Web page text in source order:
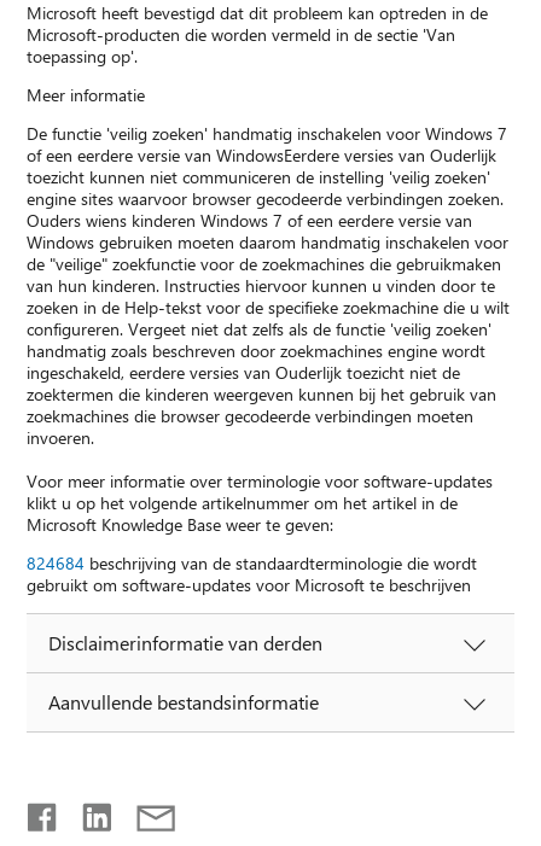
Microsoft heeft bevestigd dat dit probleem kan optreden in de
Microsoft-producten die worden vermeld in de sectie 'Van
toepassing op'.
Meer informatie
De functie 'veilig zoeken' handmatig inschakelen voor Windows 7
of een eerdere versie van WindowsEerdere versies van Ouderlijk
toezicht kunnen niet communiceren de instelling 'veilig zoeken'
engine sites waarvoor browser gecodeerde verbindingen zoeken.
Ouders wiens kinderen Windows 7 of een eerdere versie van
Windows gebruiken moeten daarom handmatig inschakelen voor
de "veilige" zoekfunctie voor de zoekmachines die gebruikmaken
van hun kinderen. Instructies hiervoor kunnen u vinden door te
zoeken in de Help-tekst voor de specifieke zoekmachine die u wilt
configureren. Vergeet niet dat zelfs als de functie 'veilig zoeken'
handmatig zoals beschreven door zoekmachines engine wordt
ingeschakeld, eerdere versies van Ouderlijk toezicht niet de
zoektermen die kinderen weergeven kunnen bij het gebruik van
zoekmachines die browser gecodeerde verbindingen moeten
invoeren.
Voor meer informatie over terminologie voor software-updates
klikt u op het volgende artikelnummer om het artikel in de
Microsoft Knowledge Base weer te geven:
824684 beschrijving van de standaardterminologie die wordt
gebruikt om software-updates voor Microsoft te beschrijven
Disclaimerinformatie van derden
Aanvullende bestandsinformatie